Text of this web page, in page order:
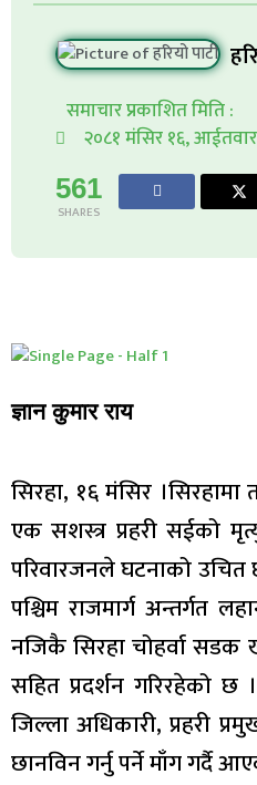
समाचार प्रकाशित मिति :
२०८१ मंसिर १६,
561
SHARES
ज्ञान कुमार राय
सिरहा, १६ मंसिर
एक सशस्त्र प्रहरी सईको
परिवारजनले घटनाको उचित
पश्चिम राजमार्ग अन्तर्गत
नजिकै सिरहा चोहर्वा
सहित प्रदर्शन गरिरहेको
जिल्ला अधिकारी, प्रहरी
छानविन गर्नु पर्ने माँग गर्दै